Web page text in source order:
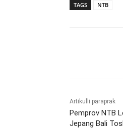
TAGS NTB
Artikulli paraprak
Pemprov NTB
Jepang Bali